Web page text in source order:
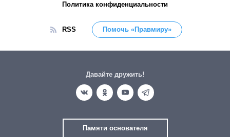
Политика конфиденциальности
RSS Помочь «Правмиру»
Давайте дружить!
Памяти основателя